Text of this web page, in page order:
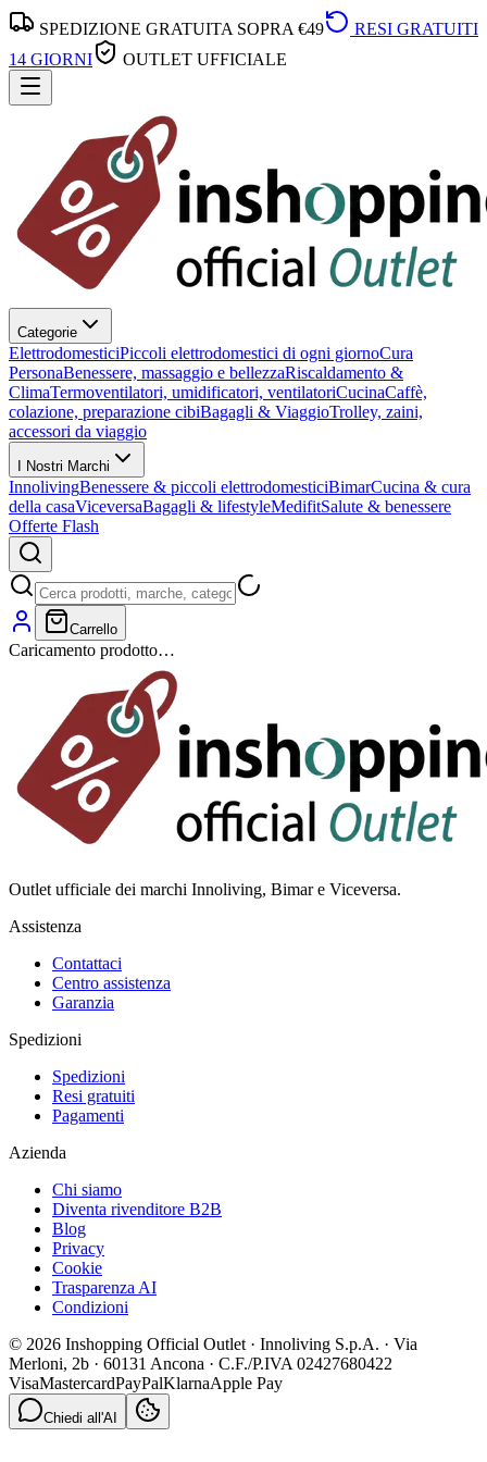
SPEDIZIONE GRATUITA SOPRA €49
RESI GRATUITI
14 GIORNI
OUTLET UFFICIALE
Categorie
ElettrodomesticiPiccoli elettrodomestici di ogni giornoCura
PersonaBenessere, massaggio e bellezzaRiscaldamento &
ClimaTermoventilatori, umidificatori, ventilatoriCucinaCaffè,
colazione, preparazione cibiBagagli & ViaggioTrolley, zaini,
accessori da viaggio
I Nostri Marchi
InnolivingBenessere & piccoli elettrodomesticiBimarCucina & cura
della casaViceversaBagagli & lifestyleMedifitSalute & benessere
Offerte Flash
Carrello
Caricamento prodotto…
Outlet ufficiale dei marchi Innoliving, Bimar e Viceversa.
Assistenza
Contattaci
Centro assistenza
Garanzia
Spedizioni
Spedizioni
Resi gratuiti
Pagamenti
Azienda
Chi siamo
Diventa rivenditore B2B
Blog
Privacy
Cookie
Trasparenza AI
Condizioni
© 2026 Inshopping Official Outlet · Innoliving S.p.A. · Via
Merloni, 2b · 60131 Ancona · C.F./P.IVA 02427680422
VisaMastercardPayPalKlarnaApple Pay
Chiedi all'AI